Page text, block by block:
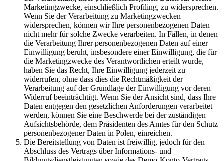
Marketingzwecke, einschließlich Profiling, zu widersprechen.
Wenn Sie der Verarbeitung zu Marketingzwecken
widersprechen, können wir Ihre personenbezogenen Daten
nicht mehr für solche Zwecke verarbeiten. In Fällen, in denen
die Verarbeitung Ihrer personenbezogenen Daten auf einer
Einwilligung beruht, insbesondere einer Einwilligung, die für
die Marketingzwecke des Verantwortlichen erteilt wurde,
haben Sie das Recht, Ihre Einwilligung jederzeit zu
widerrufen, ohne dass dies die Rechtmäßigkeit der
Verarbeitung auf der Grundlage der Einwilligung vor deren
Widerruf beeinträchtigt. Wenn Sie der Ansicht sind, dass Ihre
Daten entgegen den gesetzlichen Anforderungen verarbeitet
werden, können Sie eine Beschwerde bei der zuständigen
Aufsichtsbehörde, dem Präsidenten des Amtes für den Schutz
personenbezogener Daten in Polen, einreichen.
Die Bereitstellung von Daten ist freiwillig, jedoch für den
Abschluss des Vertrags über Informations- und